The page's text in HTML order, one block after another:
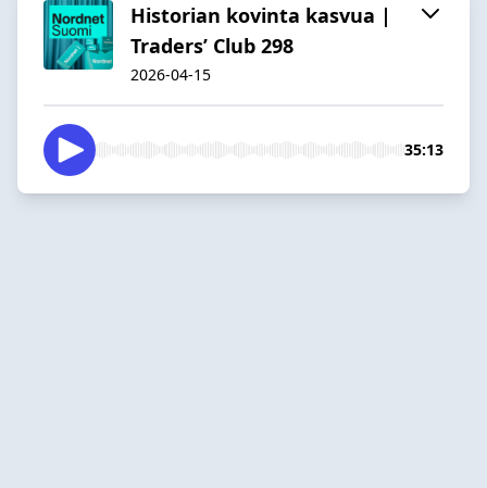
Historian kovinta kasvua |
Traders’ Club 298
2026-04-15
35:13